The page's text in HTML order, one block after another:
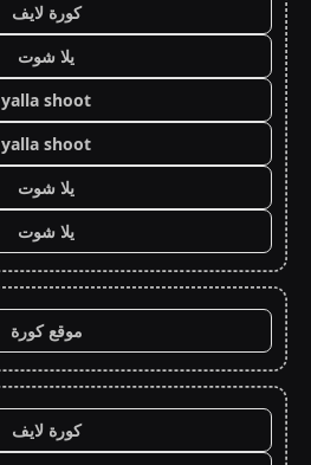
كورة لايف
يلا شوت
yalla shoot
yalla shoot
يلا شوت
يلا شوت
موقع كورة
كورة لايف